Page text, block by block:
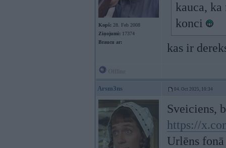
Kopš: 28. Feb 2008
Ziņojumi: 17374
Braucu ar:
kauca,
konci
kas ir
Arsm3ns 04. Oct 2025, 10:34
Sveiciens,
https://
Urlēns